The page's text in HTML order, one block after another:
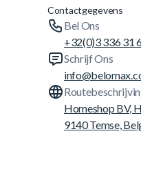
Contactgegevens
Bel Ons
+32(0)3 336 31
Schrijf Ons
Homeshop BV,
9140 Temse,